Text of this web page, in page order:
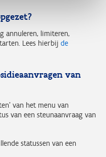
annuleren, limiteren,
Lees hierbij de
van
van het menu van
van een steunaanvraag van
statussen van een